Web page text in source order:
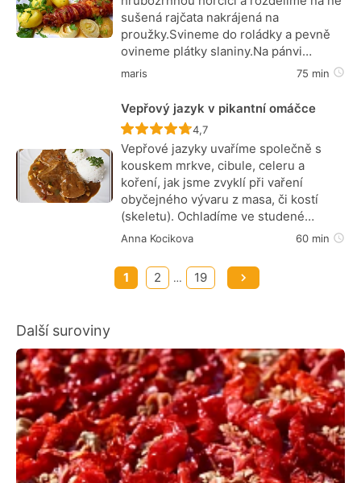
sušená rajčata nakrájená na
proužky.Svineme do roládky a pevně
ovineme plátky slaniny.Na pánvi…
maris 75 min
Vepřový jazyk v pikantní omáčce
Recept ještě nebyl hodnocen
4,7
Vepřové jazyky uvaříme společně s
kouskem mrkve, cibule, celeru a
koření, jak jsme zvyklí při vaření
obyčejného vývaru z masa, či kostí
(skeletu). Ochladíme ve studené…
Anna Kocikova 60 min
1 2 … 19
Další suroviny